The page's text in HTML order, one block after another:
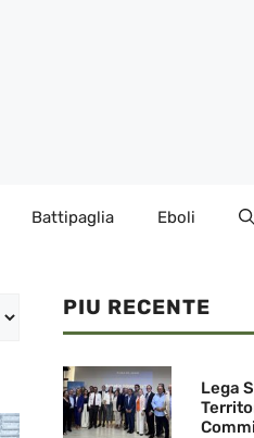
Battipaglia Eboli
PIU RECENTE
Lega